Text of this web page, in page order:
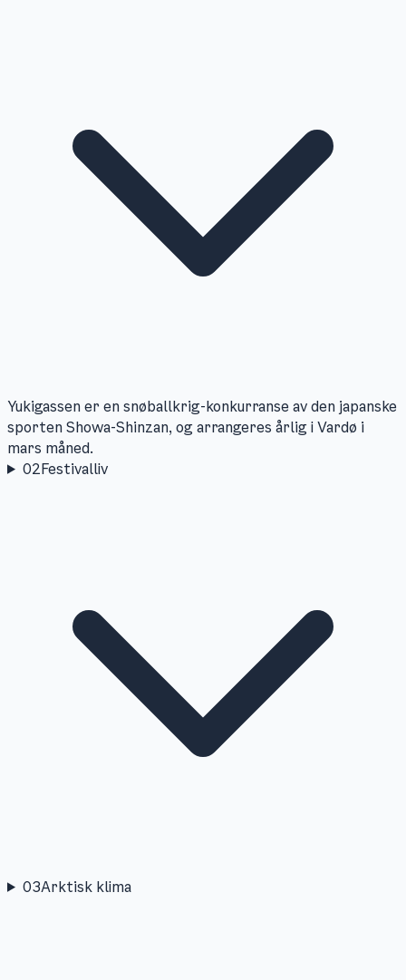
Yukigassen er en snøballkrig-konkurranse av den japanske
sporten Showa-Shinzan, og arrangeres årlig i Vardø i
mars måned.
02Festivalliv
03Arktisk klima